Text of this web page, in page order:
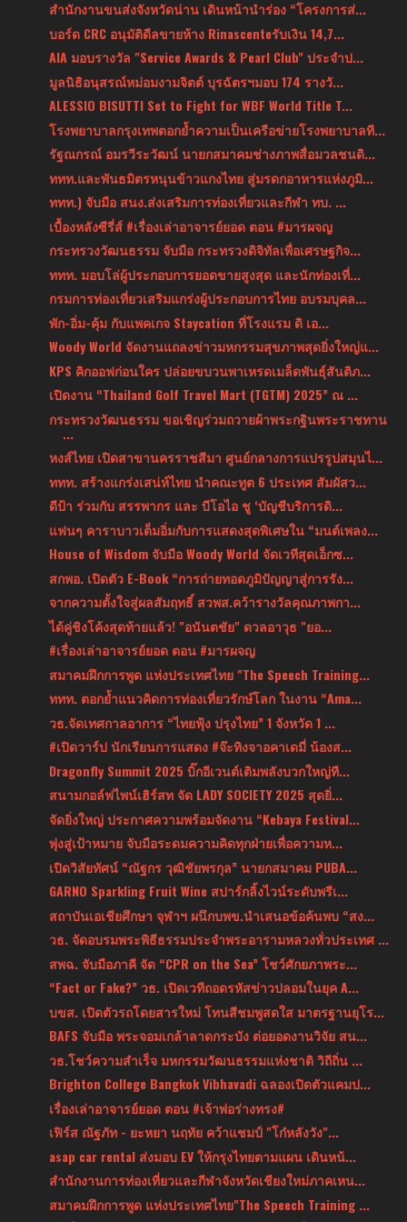
สำนักงานขนส่งจังหวัดน่าน เดินหน้านำร่อง “โครงการส่...
บอร์ด CRC อนุมัติดีลขายห้าง Rinascenteรับเงิน 14,7...
AIA มอบรางวัล "Service Awards & Pearl Club" ประจำป...
มูลนิธิอนุสรณ์หม่อมงามจิตต์ บุรฉัตรฯมอบ 174 รางวั...
ALESSIO BISUTTI Set to Fight for WBF World Title T...
โรงพยาบาลกรุงเทพตอกย้ำความเป็นเครือข่ายโรงพยาบาลที...
รัฐณกรณ์ อมรวีระวัฒน์ นายกสมาคมช่างภาพสื่อมวลชนดิ...
ททท.และพันธมิตรหนุนข้าวแกงไทย สู่มรดกอาหารแห่งภูมิ...
ททท.) จับมือ สนง.ส่งเสริมการท่องเที่ยวและกีฬา ทบ. ...
เบื้องหลังซีรี่ส์ #เรื่องเล่าอาจารย์ยอด ตอน #มารผจญ
กระทรวงวัฒนธรรม จับมือ กระทรวงดิจิทัลเพื่อเศรษฐกิจ...
ททท. มอบโล่ผู้ประกอบการยอดขายสูงสุด และนักท่องเที่...
กรมการท่องเที่ยวเสริมแกร่งผู้ประกอบการไทย อบรมบุคล...
พัก-อิ่ม-คุ้ม กับแพคเกจ Staycation ที่โรงแรม ดิ เอ...
Woody World จัดงานแถลงข่าวมหกรรมสุขภาพสุดยิ่งใหญ่แ...
KPS คิกออฟก่อนใคร ปล่อยขบวนพาเหรดเมล็ดพันธุ์สันติภ...
เปิดงาน “Thailand Golf Travel Mart (TGTM) 2025” ณ ...
กระทรวงวัฒนธรรม ขอเชิญร่วมถวายผ้าพระกฐินพระราชทาน
...
หงส์ไทย เปิดสาขานครราชสีมา ศูนย์กลางการแปรรูปสมุนไ...
ททท. สร้างแกร่งเสน่ห์ไทย นำคณะทูต 6 ประเทศ สัมผัสว...
ดีป้า ร่วมกับ สรรพากร และ บีโอไอ ชู ‘บัญชีบริการดิ...
แฟนๆ คาราบาวเต็มอิ่มกับการแสดงสุดพิเศษใน “มนต์เพลง...
House of Wisdom จับมือ Woody World จัดเวทีสุดเอ็กซ...
สกพอ. เปิดตัว E-Book “การถ่ายทอดภูมิปัญญาสู่การรัง...
จากความตั้งใจสู่ผลสัมฤทธิ์ สวพส.คว้ารางวัลคุณภาพกา...
ได้คู่ชิงโค้งสุดท้ายแล้ว! "อนันตชัย" ดวลอาวุธ "ยอ...
#เรื่องเล่าอาจารย์ยอด ตอน #มารผจญ
สมาคมฝึกการพูด แห่งประเทศไทย "The Speech Training...
ททท. ตอกย้ำแนวคิดการท่องเที่ยวรักษ์โลก ในงาน “Ama...
วธ.จัดเทศกาลอาการ “ไทยฟุ้ง ปรุงไทย” 1 จังหวัด 1 ...
#เปิดวาร์ป นักเรียนการแสดง #จ๊ะทิงจาอคาเดมี่ น้องส...
Dragonfly Summit 2025 บิ๊กอีเวนต์เติมพลังบวกใหญ่ที...
สนามกอล์ฟไพน์เฮิร์สท จัด LADY SOCIETY 2025 สุดยิ่...
จัดยิ่งใหญ่ ประกาศความพร้อมจัดงาน “Kebaya Festival...
พุ่งสู่เป้าหมาย จับมือระดมความคิดทุกฝ่ายเพื่อความห...
เปิดวิสัยทัศน์ “ณัฐกร วุฒิชัยพรกุล” นายกสมาคม PUBA...
GARNO Sparkling Fruit Wine สปาร์กลิ้งไวน์ระดับพรีเ...
สถาบันเอเชียศึกษา จุฬาฯ ผนึกบพข.นำเสนอข้อค้นพบ “สง...
วธ. จัดอบรมพระพิธีธรรมประจำพระอารามหลวงทั่วประเทศ ...
สพฉ. จับมือภาคี จัด “CPR on the Sea” โชว์ศักยภาพระ...
“Fact or Fake?” วธ. เปิดเวทีถอดรหัสข่าวปลอมในยุค A...
บขส. เปิดตัวรถโดยสารใหม่ โทนสีชมพูสดใส มาตรฐานยุโร...
BAFS จับมือ พระจอมเกล้าลาดกระบัง ต่อยอดงานวิจัย สน...
วธ.โชว์ความสำเร็จ มหกรรมวัฒนธรรมแห่งชาติ วิถีถิ่น ...
Brighton College Bangkok Vibhavadi ฉลองเปิดตัวแคมป...
เรื่องเล่าอาจารย์ยอด ตอน #เจ้าพ่อร่างทรง#
เฟิร์ส ณัฐภัท - ยะหยา นฤทัย คว้าแชมป์ "โก๋หลังวัง"...
asap car rental ส่งมอบ EV ให้กรุงไทยตามแผน เดินหน้...
สำนักงานการท่องเที่ยวและกีฬาจังหวัดเชียงใหม่ภาคเหน...
สมาคมฝึกการพูด แห่งประเทศไทย"The Speech Training ...